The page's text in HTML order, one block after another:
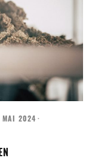
2024 ·